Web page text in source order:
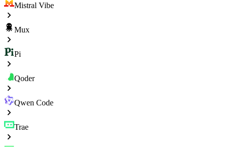
Mistral Vibe
Mux
Pi
Qoder
Qwen Code
Trae